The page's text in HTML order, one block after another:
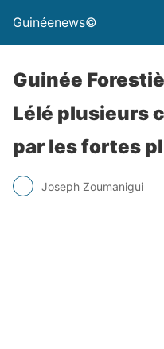
Guinéenews©
Guinée
Lélé plusieurs
par les fortes
Joseph Zoumanigui